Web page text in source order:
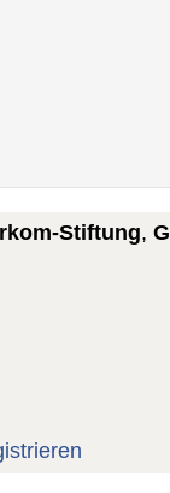
Stiftung,